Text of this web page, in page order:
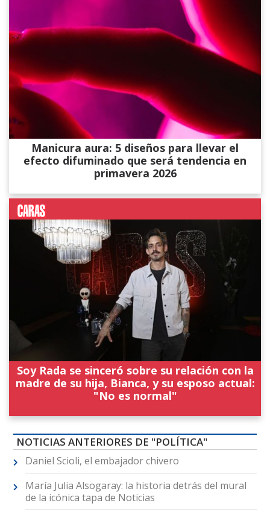
Manicura aura: 5 diseños para llevar el
efecto difuminado que será tendencia en
primavera 2026
Soy Rada se sinceró sobre su relación con la
madre de su hija, Bianca, y su esposo actual:
"No es normal"
NOTICIAS ANTERIORES DE "POLÍTICA"
Daniel Scioli, el embajador chivero
María Julia Alsogaray: la historia detrás del mural
de la icónica tapa de Noticias